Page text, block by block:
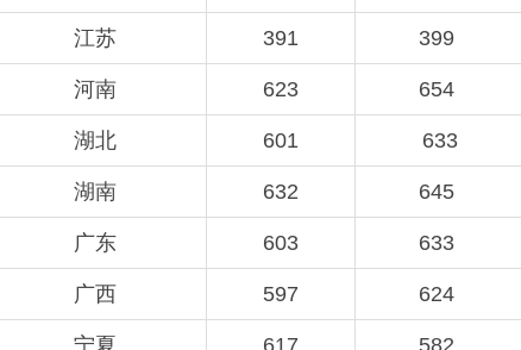
江苏 391 399
河南 623 654
湖北 601 633
湖南 632 645
广东 603 633
广西 597 624
宁夏 617 582